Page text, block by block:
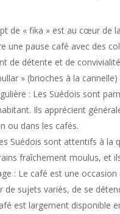
de « fika » est au cœur de
une pause café avec des
de détente et de
» (brioches à la
: Les Suédois sont
Ils apprécient
ou dans les cafés.
Suédois sont attentifs à la
fraîchement moulus, et
: Le café est une
de sujets variés, de se
est largement disponible